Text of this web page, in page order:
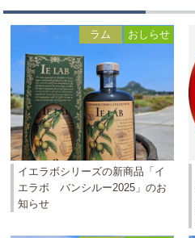
ラム おしらせ
イエラボシリーズの新商品「イ
エラボ バンシルー2025」のお
知らせ